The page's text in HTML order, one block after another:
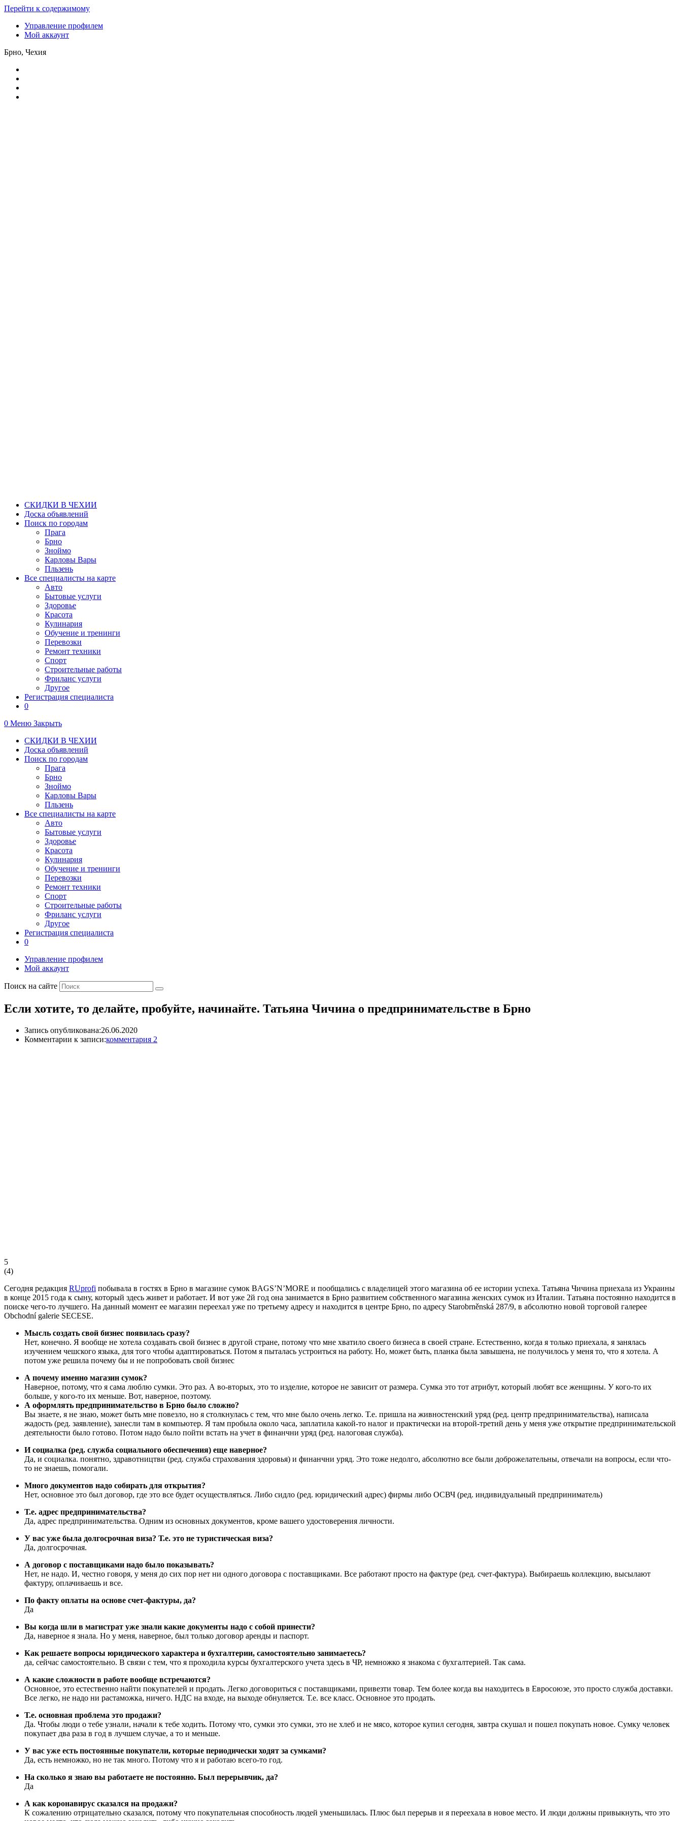
Перейти к содержимому
Управление профилем
Мой аккаунт
Брно, Чехия
СКИДКИ В ЧЕХИИ
Доска объявлений
Поиск по городам
Прага
Брно
Зноймо
Карловы Вары
Пльзень
Все специалисты на карте
Авто
Бытовые услуги
Здоровье
Красота
Кулинария
Обучение и тренинги
Перевозки
Ремонт техники
Спорт
Строительные работы
Фриланс услуги
Другое
Регистрация специалиста
0
0 Меню Закрыть
СКИДКИ В ЧЕХИИ
Доска объявлений
Поиск по городам
Прага
Брно
Зноймо
Карловы Вары
Пльзень
Все специалисты на карте
Авто
Бытовые услуги
Здоровье
Красота
Кулинария
Обучение и тренинги
Перевозки
Ремонт техники
Спорт
Строительные работы
Фриланс услуги
Другое
Регистрация специалиста
0
Управление профилем
Мой аккаунт
Поиск на сайте
Если хотите, то делайте, пробуйте, начинайте. Татьяна Чичина о предпринимательстве в Брно
Запись опубликована:26.06.2020
Комментарии к записи:комментария 2
5
(4)
Сегодня редакция RUprofi побывала в гостях в Брно в магазине сумок BAGS’N’MORE и пообщались с владелицей этого магазина об ее истории успеха. Татьяна Чичина приехала из Украины
в конце 2015 года к сыну, который здесь живет и работает. И вот уже 2й год она занимается в Брно развитием собственного магазина женских сумок из Италии. Татьяна постоянно находится в
поиске чего-то лучшего. На данный момент ее магазин переехал уже по третьему адресу и находится в центре Брно, по адресу Starobrněnská 287/9, в абсолютно новой торговой галерее
Obchodní galerie SECESE.
Мысль создать свой бизнес появилась сразу?
Нет, конечно. Я вообще не хотела создавать свой бизнес в другой стране, потому что мне хватило своего бизнеса в своей стране. Естественно, когда я только приехала, я занялась
изучением чешского языка, для того чтобы адаптироваться. Потом я пыталась устроиться на работу. Но, может быть, планка была завышена, не получилось у меня то, что я хотела. А
потом уже решила почему бы и не попробовать свой бизнес
А почему именно магазин сумок?
Наверное, потому, что я сама люблю сумки. Это раз. А во-вторых, это то изделие, которое не зависит от размера. Сумка это тот атрибут, который любят все женщины. У кого-то их
больше, у кого-то их меньше. Вот, наверное, поэтому.
А оформлять предпринимательство в Брно было сложно?
Вы знаете, я не знаю, может быть мне повезло, но я столкнулась с тем, что мне было очень легко. Т.е. пришла на живностенский уряд (ред. центр предпринимательства), написала
жадость (ред. заявление), занесли там в компьютер. Я там пробыла около часа, заплатила какой-то налог и практически на второй-третий день у меня уже открытие предпринимательской
деятельности было готово. Потом надо было пойти встать на учет в финанчни уряд (ред. налоговая служба).
И социалка (ред. служба социального обеспечения) еще наверное?
Да, и социалка. понятно, здравотництви (ред. служба страхования здоровья) и финанчни уряд. Это тоже недолго, абсолютно все были доброжелательны, отвечали на вопросы, если что-
то не знаешь, помогали.
Много документов надо собирать для открытия?
Нет, основное это был договор, где это все будет осуществляться. Либо сидло (ред. юридический адрес) фирмы либо ОСВЧ (ред. индивидуальный предприниматель)
Т.е. адрес предпринимательства?
Да, адрес предпринимательства. Одним из основных документов, кроме вашего удостоверения личности.
У вас уже была долгосрочная виза? Т.е. это не туристическая виза?
Да, долгосрочная.
А договор с поставщиками надо было показывать?
Нет, не надо. И, честно говоря, у меня до сих пор нет ни одного договора с поставщиками. Все работают просто на фактуре (ред. счет-фактура). Выбираешь коллекцию, высылают
фактуру, оплачиваешь и все.
По факту оплаты на основе счет-фактуры, да?
Да
Вы когда шли в магистрат уже знали какие документы надо с собой принести?
Да, наверное я знала. Но у меня, наверное, был только договор аренды и паспорт.
Как решаете вопросы юридического характера и бухгалтерии, самостоятельно занимаетесь?
да, сейчас самостоятельно. В связи с тем, что я проходила курсы бухгалтерского учета здесь в ЧР, немножко я знакома с бухгалтерией. Так сама.
А какие сложности в работе вообще встречаются?
Основное, это естественно найти покупателей и продать. Легко договориться с поставщиками, привезти товар. Тем более когда вы находитесь в Евросоюзе, это просто служба доставки.
Все легко, не надо ни растаможка, ничего. НДС на входе, на выходе обнуляется. Т.е. все класс. Основное это продать.
Т.е. основная проблема это продажи?
Да. Чтобы люди о тебе узнали, начали к тебе ходить. Потому что, сумки это сумки, это не хлеб и не мясо, которое купил сегодня, завтра скушал и пошел покупать новое. Сумку человек
покупает два раза в год в лучшем случае, а то и меньше.
У вас уже есть постоянные покупатели, которые периодически ходят за сумками?
Да, есть немножко, но не так много. Потому что я и работаю всего-то год.
На сколько я знаю вы работаете не постоянно. Был перерывчик, да?
Да
А как коронавирус сказался на продажи?
К сожалению отрицательно сказался, потому что покупательная способность людей уменьшилась. Плюс был перерыв и я переехала в новое место. И люди должны привыкнуть, что это